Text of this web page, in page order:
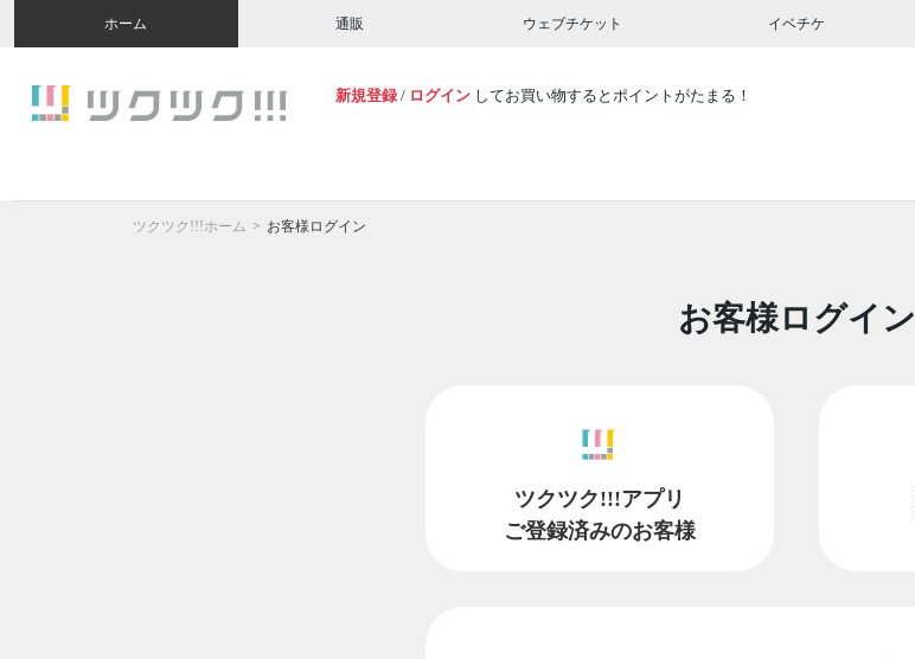
ホーム 通販 ウェブチケット イベチケ
新規登録 / ログイン してお買い物するとポイントがたまる！
ツクツク!!!ホーム お客様ログイン
お客様ログイン
ツクツク!!!アプリ
ご登録済みのお客様